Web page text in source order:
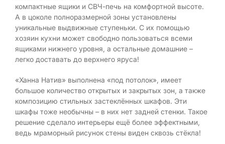
компактные ящики и СВЧ-печь на комфортной высоте.
А в цоколе полноразмерной зоны установлены
уникальные выдвижные ступеньки. С их помощью
хозяин кухни может свободно пользоваться всеми
ящиками нижнего уровня, а остальные домашние –
легко доставать до верхнего яруса!
«Ханна Натив» выполнена «под потолок», имеет
большое количество открытых и закрытых зон, а также
композицию стильных застеклённых шкафов. Эти
шкафы тоже необычны – в них нет задней стенки. Такое
решение сделало интерьеры ещё более эффектными,
ведь мраморный рисунок стены виден сквозь стёкла!